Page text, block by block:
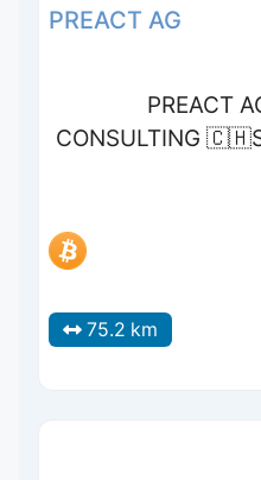
PREACT AG
PREACT
CONSULTING
75.2 km